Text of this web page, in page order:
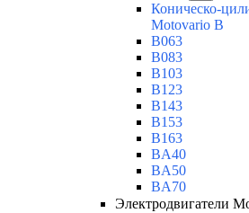
Коническо-
Motovario B
B063
B083
B103
B123
B143
B153
B163
BA40
BA50
BA70
Электродвигатели